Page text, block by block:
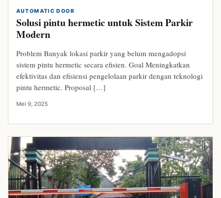
AUTOMATIC DOOR
Solusi pintu hermetic untuk Sistem Parkir
Modern
Problem Banyak lokasi parkir yang belum mengadopsi
sistem pintu hermetic secara efisien. Goal Meningkatkan
efektivitas dan efisiensi pengelolaan parkir dengan teknologi
pintu hermetic. Proposal […]
Mei 9, 2025